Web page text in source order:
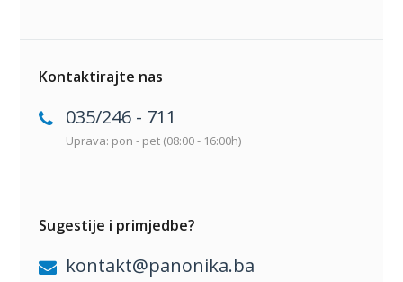
Kontaktirajte nas
035/246 - 711
Uprava: pon - pet (08:00 - 16:00h)
Sugestije i primjedbe?
kontakt@panonika.ba